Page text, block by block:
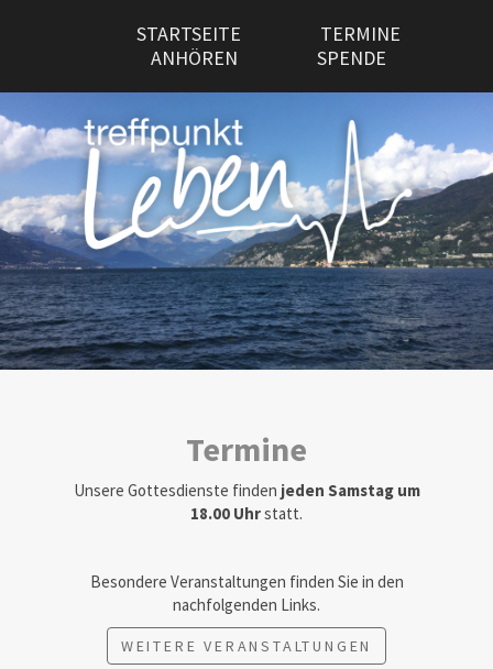
STARTSEITE
TERMINE
ANHÖREN
SPENDE
Termine
Unsere Gottesdienste finden jeden Samstag um
18.00 Uhrstatt.
Besondere Veranstaltungen finden Sie in den
nachfolgenden Links.
WEITERE VERANSTALTUNGEN